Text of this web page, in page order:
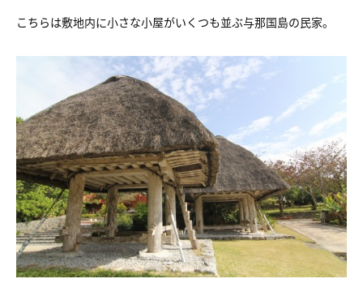
こちらは敷地内に小さな小屋がいくつも並ぶ与那国島の民家。